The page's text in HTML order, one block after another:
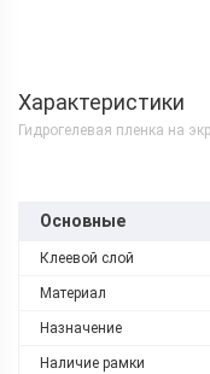
Характеристики
Гидрогелевая пленка на
Основные
Клеевой слой
Материал
Назначение
Наличие рамки